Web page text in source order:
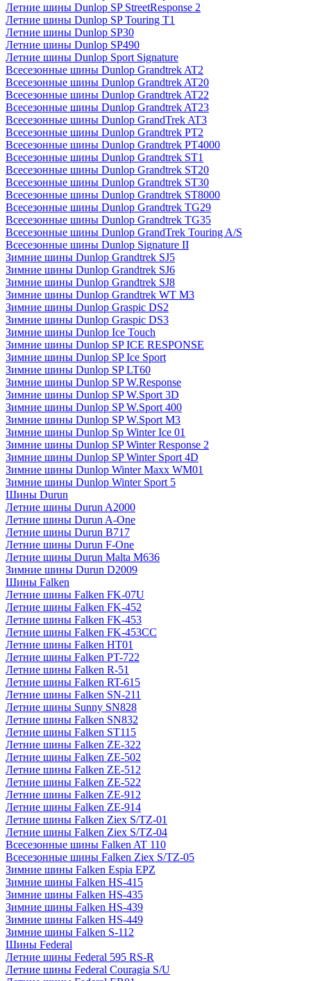
Летние шины Dunlop SP StreetResponse 2
Летние шины Dunlop SP Touring T1
Летние шины Dunlop SP30
Летние шины Dunlop SP490
Летние шины Dunlop Sport Signature
Всесезонные шины Dunlop Grandtrek AT2
Всесезонные шины Dunlop Grandtrek AT20
Всесезонные шины Dunlop Grandtrek AT22
Всесезонные шины Dunlop Grandtrek AT23
Всесезонные шины Dunlop GrandTrek AT3
Всесезонные шины Dunlop Grandtrek PT2
Всесезонные шины Dunlop Grandtrek PT4000
Всесезонные шины Dunlop Grandtrek ST1
Всесезонные шины Dunlop Grandtrek ST20
Всесезонные шины Dunlop Grandtrek ST30
Всесезонные шины Dunlop Grandtrek ST8000
Всесезонные шины Dunlop Grandtrek TG29
Всесезонные шины Dunlop Grandtrek TG35
Всесезонные шины Dunlop GrandTrek Touring A/S
Всесезонные шины Dunlop Signature II
Зимние шины Dunlop Grandtrek SJ5
Зимние шины Dunlop Grandtrek SJ6
Зимние шины Dunlop Grandtrek SJ8
Зимние шины Dunlop Grandtrek WT M3
Зимние шины Dunlop Graspic DS2
Зимние шины Dunlop Graspic DS3
Зимние шины Dunlop Ice Touch
Зимние шины Dunlop SP ICE RESPONSE
Зимние шины Dunlop SP Ice Sport
Зимние шины Dunlop SP LT60
Зимние шины Dunlop SP W.Response
Зимние шины Dunlop SP W.Sport 3D
Зимние шины Dunlop SP W.Sport 400
Зимние шины Dunlop SP W.Sport M3
Зимние шины Dunlop Sp Winter Ice 01
Зимние шины Dunlop SP Winter Response 2
Зимние шины Dunlop SP Winter Sport 4D
Зимние шины Dunlop Winter Maxx WM01
Зимние шины Dunlop Winter Sport 5
Шины Durun
Летние шины Durun A2000
Летние шины Durun A-One
Летние шины Durun B717
Летние шины Durun F-One
Летние шины Durun Malta M636
Зимние шины Durun D2009
Шины Falken
Летние шины Falken FK-07U
Летние шины Falken FK-452
Летние шины Falken FK-453
Летние шины Falken FK-453CC
Летние шины Falken HT01
Летние шины Falken PT-722
Летние шины Falken R-51
Летние шины Falken RT-615
Летние шины Falken SN-211
Летние шины Sunny SN828
Летние шины Falken SN832
Летние шины Falken ST115
Летние шины Falken ZE-322
Летние шины Falken ZE-502
Летние шины Falken ZE-512
Летние шины Falken ZE-522
Летние шины Falken ZE-912
Летние шины Falken ZE-914
Летние шины Falken Ziex S/TZ-01
Летние шины Falken Ziex S/TZ-04
Всесезонные шины Falken AT 110
Всесезонные шины Falken Ziex S/TZ-05
Зимние шины Falken Espia EPZ
Зимние шины Falken HS-415
Зимние шины Falken HS-435
Зимние шины Falken HS-439
Зимние шины Falken HS-449
Зимние шины Falken S-112
Шины Federal
Летние шины Federal 595 RS-R
Летние шины Federal Couragia S/U